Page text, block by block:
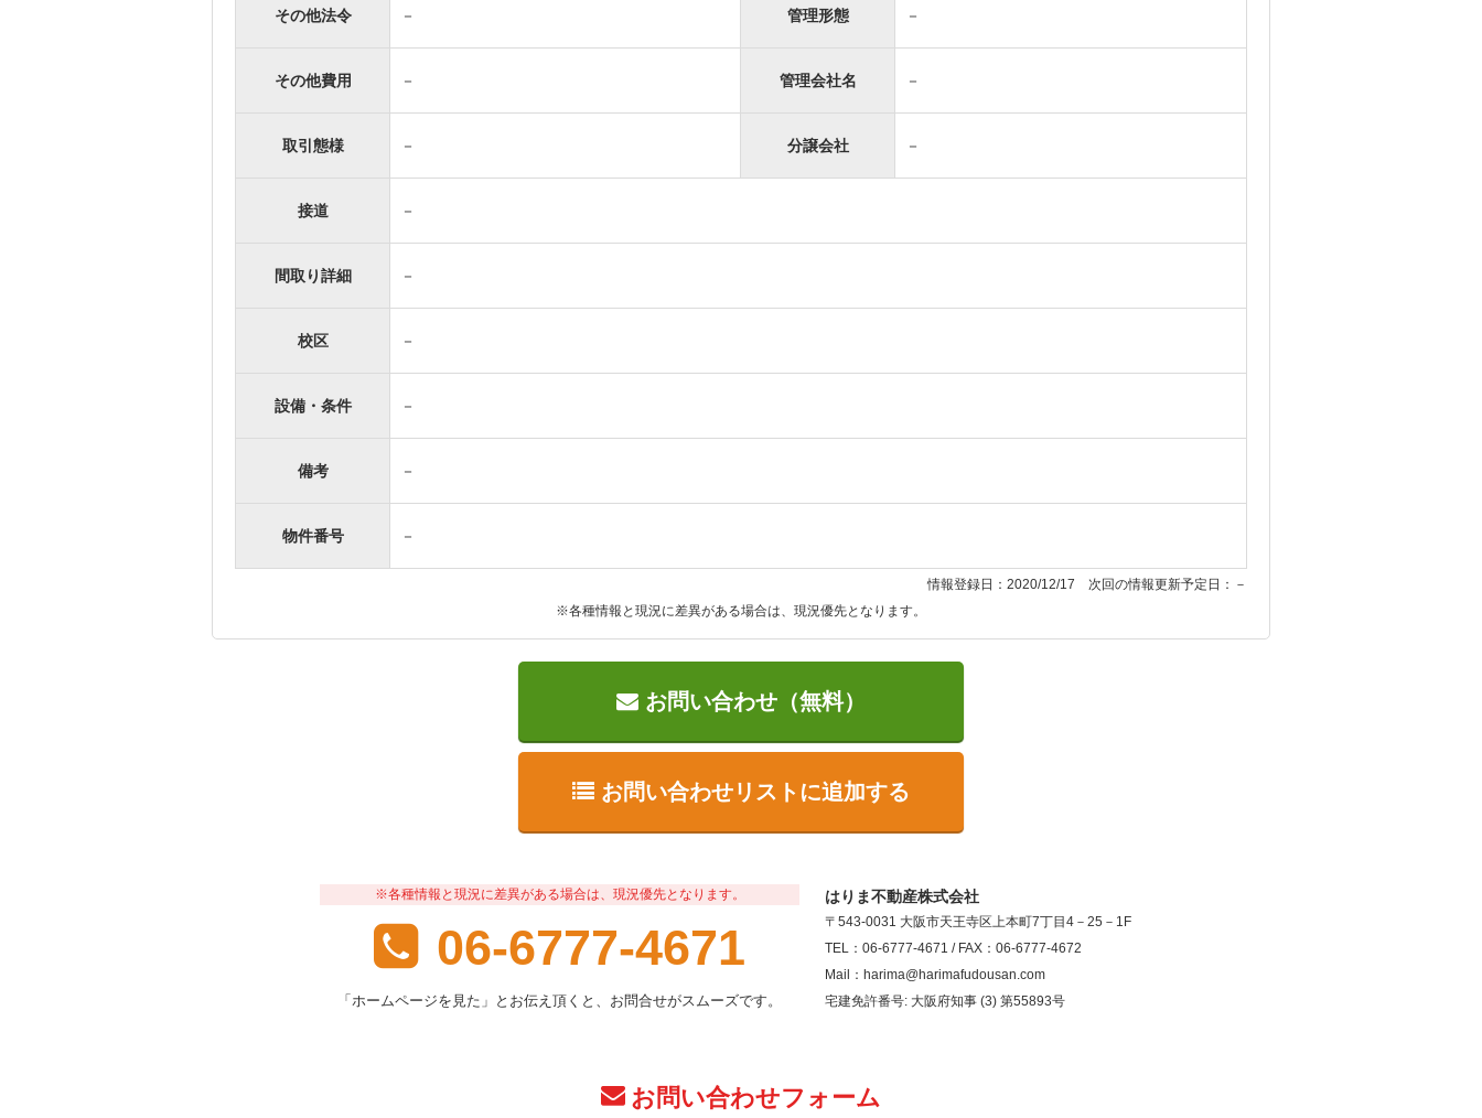
その他法令 － 管理形態 －
その他費用 － 管理会社名 －
取引態様 － 分譲会社 －
接道 －
間取り詳細 －
校区 －
設備・条件 －
備考 －
物件番号 －
情報登録日：2020/12/17 次回の情報更新予定日：－
※各種情報と現況に差異がある場合は、現況優先となります。
お問い合わせ（無料）
お問い合わせリストに追加する
※各種情報と現況に差異がある場合は、現況優先となります。
06-6777-4671
「ホームページを見た」とお伝え頂くと、お問合せがスムーズです。
はりま不動産株式会社
〒543-0031 大阪市天王寺区上本町7丁目4－25－1F
TEL：06-6777-4671 / FAX：06-6777-4672
Mail：harima@harimafudousan.com
宅建免許番号: 大阪府知事 (3) 第55893号
お問い合わせフォーム